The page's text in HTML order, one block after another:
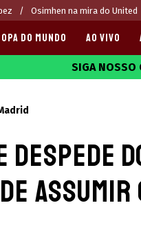
Osimhen na mira do United
DO MUNDO AO VIVO
SIGA NOSSO
assumir